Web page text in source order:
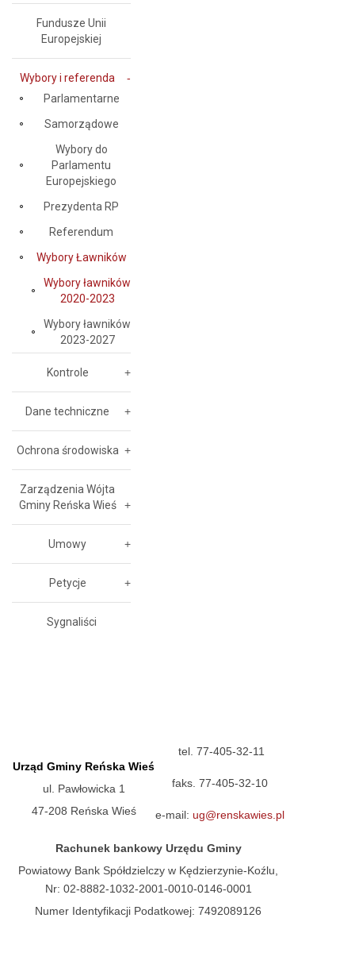
Fundusze Unii
Europejskiej
Wybory i referenda
Parlamentarne
Samorządowe
Wybory do
Parlamentu
Europejskiego
Prezydenta RP
Referendum
Wybory Ławników
Wybory ławników
2020-2023
Wybory ławników
2023-2027
Kontrole
Dane techniczne
Ochrona środowiska
Zarządzenia Wójta
Gminy Reńska Wieś
Umowy
Petycje
Sygnaliści
Urząd Gminy Reńska Wieś
ul. Pawłowicka 1
47-208 Reńska Wieś
tel. 77-405-32-11
faks. 77-405-32-10
e-mail: ug@renskawies.pl
Rachunek bankowy Urzędu Gminy
Powiatowy Bank Spółdzielczy w Kędzierzynie-Koźlu,
Nr: 02-8882-1032-2001-0010-0146-0001
Numer Identyfikacji Podatkowej: 7492089126